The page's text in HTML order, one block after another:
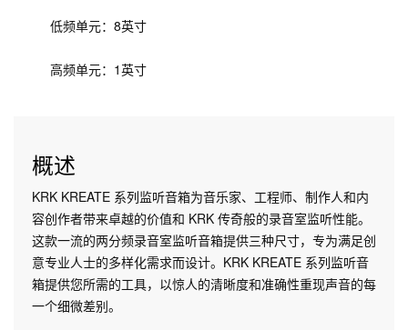
低频单元：8英寸
高频单元：1英寸
概述
KRK KREATE 系列监听音箱为音乐家、工程师、制作人和内
容创作者带来卓越的价值和 KRK 传奇般的录音室监听性能。
这款一流的两分频录音室监听音箱提供三种尺寸，专为满足创
意专业人士的多样化需求而设计。KRK KREATE 系列监听音
箱提供您所需的工具，以惊人的清晰度和准确性重现声音的每
一个细微差别。